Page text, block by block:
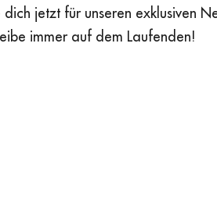
jetzt für unseren exklusiven
immer auf dem Laufenden!